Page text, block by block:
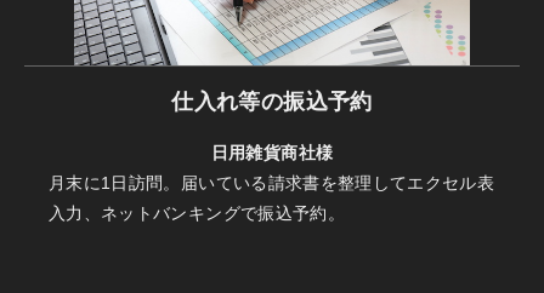
仕入れ等の振込予約
日用雑貨商社様
月末に1日訪問。届いている請求書を整理してエクセル表
入力、ネットバンキングで振込予約。